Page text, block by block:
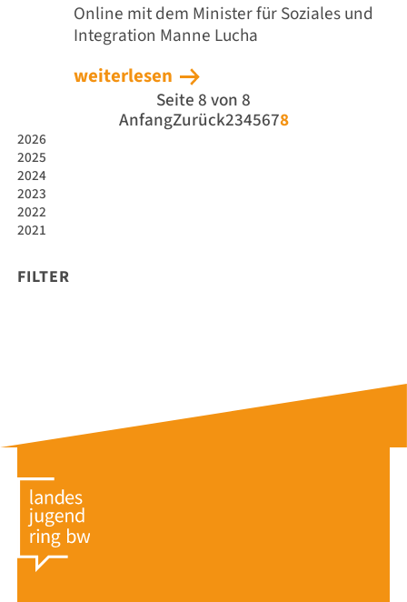
FILTER
2026
2025
2024
2023
2022
2021
Online mit dem Minister für Soziales und
Integration Manne Lucha
weiterlesen
Seite 8 von 8
AnfangZurück2345678